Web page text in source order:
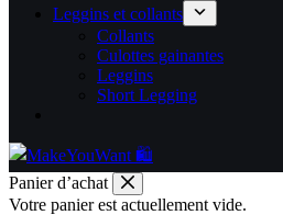
Leggins et collants
Collants
Culottes gainantes
Leggins
Short Legging
Panier d’achat
Votre panier est actuellement vide.